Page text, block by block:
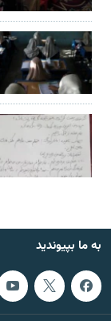
به ما بپیوندید